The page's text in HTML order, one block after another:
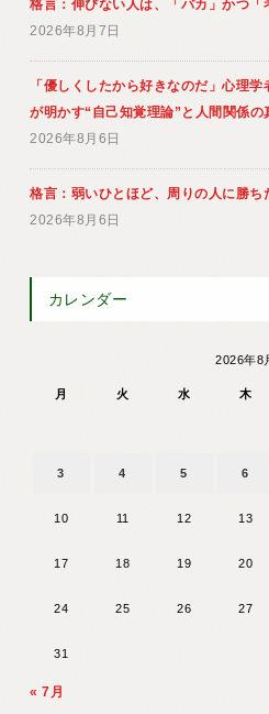
格言：伸びない人は、「バカ」かつ「
2026年8月7日
「優しくしたから好きなのだ」心理
が明かす“自己知覚理論”と人間関係の
2026年8月6日
格言：弱いひとほど、周りの人に勝ち
2026年8月6日
カレンダー
2026年8
月 火 水 木
3 4 5 6
10 11 12 13
17 18 19 20
24 25 26 27
31
« 7月